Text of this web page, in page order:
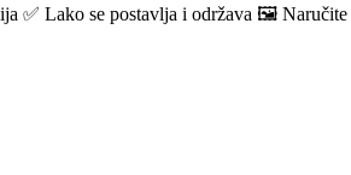
✅ Lako se postavlja i održava 🖼️